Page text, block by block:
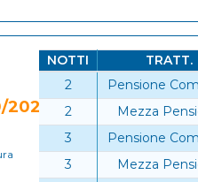
NOTTI TRATT.
2
Pensione
2
Mezza
3
Pensione
3
Mezza